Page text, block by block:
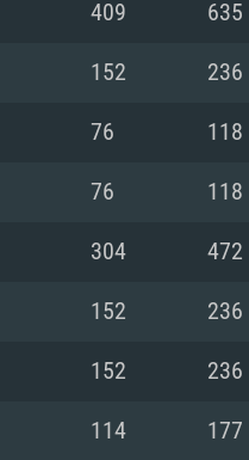
스템
MAC
Xeon 은 지
409 635
152 236
76 118
76 118
304 472
152 236
152 236
114 177